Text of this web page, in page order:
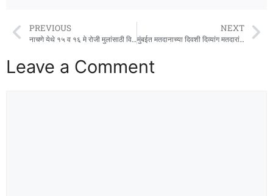
PREVIOUS
नाचणे येथे १५ व १६ मे रोजी मुलांसाठी विनामूल्य समर कॅम्प
NEXT
मुंबईत मतदानाच्या दिवशी दिव्यांग मतदारांसाठी धावणार बस
Leave a Comment